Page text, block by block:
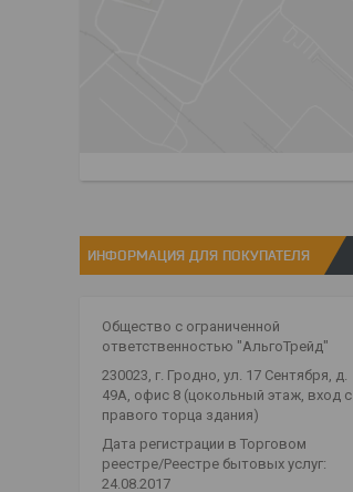
ИНФОРМАЦИЯ ДЛЯ ПОКУПАТЕЛЯ
Общество с ограниченной
ответственностью "АльгоТрейд"
230023, г. Гродно, ул. 17 Сентября, д.
49А, офис 8 (цокольный этаж, вход с
правого торца здания)
Дата регистрации в Торговом
реестре/Реестре бытовых услуг:
24.08.2017